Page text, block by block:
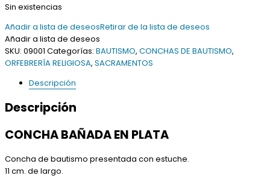
Sin existencias
Añadir a lista de deseosRetirar de la lista de deseos
Añadir a lista de deseos
SKU: 09001 Categorías: BAUTISMO, CONCHAS DE BAUTISMO,
ORFEBRERÍA RELIGIOSA, SACRAMENTOS
Descripción
Descripción
CONCHA BAÑADA EN PLATA
Concha de bautismo presentada con estuche.
11 cm. de largo.